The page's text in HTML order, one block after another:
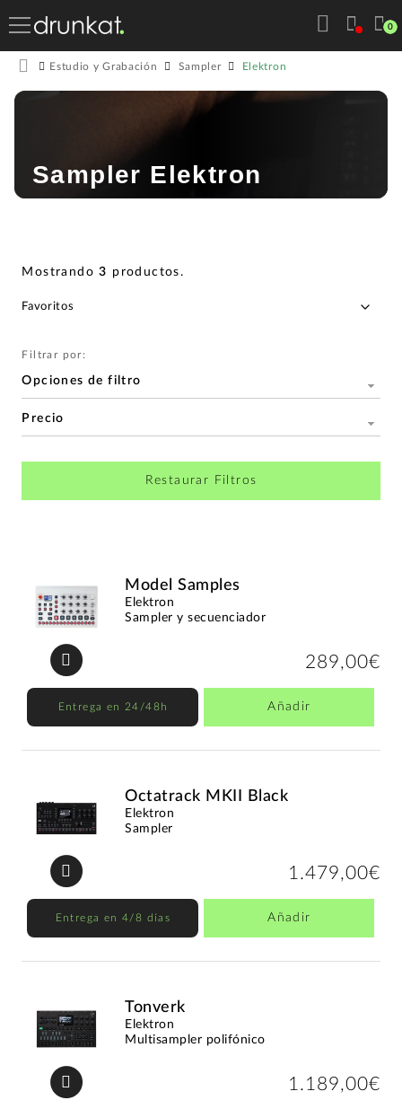
0
Estudio y Grabación Sampler Elektron
Sampler Elektron
Mostrando3 productos.
Filtrar por:
Opciones de filtro
Precio
Restaurar Filtros
Model Samples
Elektron
Sampler y secuenciador
289,00€
Entrega en 24/48h Añadir
Octatrack MKII Black
Elektron
Sampler
1.479,00€
Entrega en 4/8 días Añadir
Tonverk
Elektron
Multisampler polifónico
1.189,00€